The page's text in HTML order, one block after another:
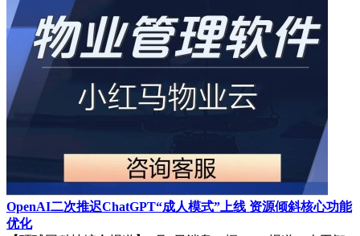
OpenAI二次推迟ChatGPT“成人模式”上线 资源倾斜核心功能
优化